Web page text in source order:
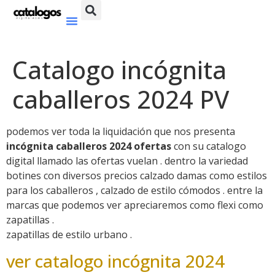
Catalogo incógnita
caballeros 2024 PV
podemos ver toda la liquidación que nos presenta
incógnita caballeros 2024 ofertascon su catalogo
digital llamado las ofertas vuelan . dentro la variedad
botines con diversos precios calzado damas como estilos
para los caballeros , calzado de estilo cómodos . entre la
marcas que podemos ver apreciaremos como flexi como
zapatillas .
zapatillas de estilo urbano .
ver catalogo incógnita 2024